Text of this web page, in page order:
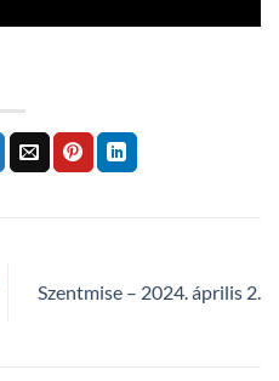
Szentmise – 2024. április 2.